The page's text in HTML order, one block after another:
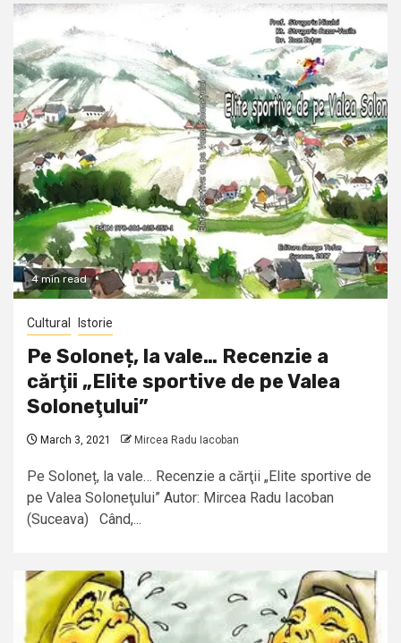
4 min read
Cultural Istorie
Pe Soloneț, la vale… Recenzie a
cărţii „Elite sportive de pe Valea
Soloneţului”
March 3, 2021 Mircea Radu Iacoban
Pe Soloneț, la vale… Recenzie a cărţii „Elite sportive de
pe Valea Soloneţului” Autor: Mircea Radu Iacoban
(Suceava) Când,...